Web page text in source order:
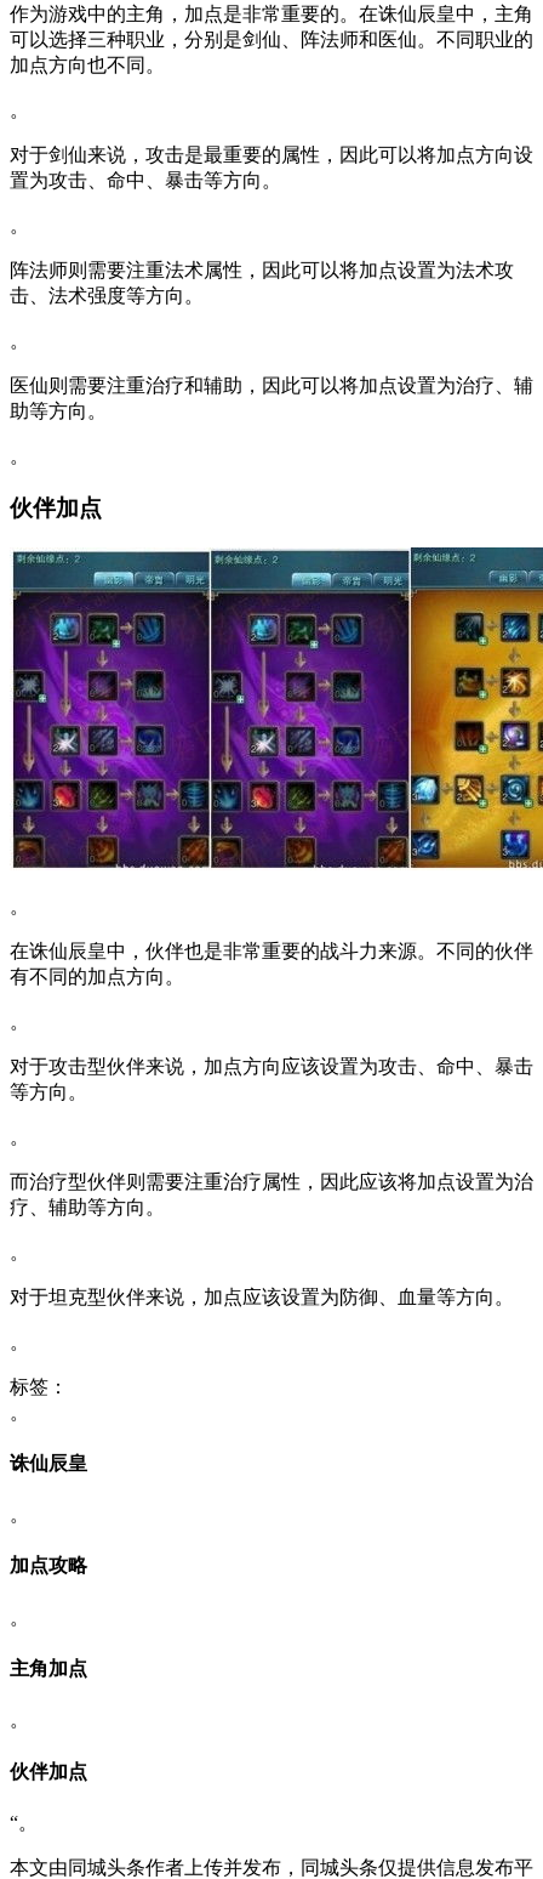
作为游戏中的主角，加点是非常重要的。在诛仙辰皇中，主角
可以选择三种职业，分别是剑仙、阵法师和医仙。不同职业的
加点方向也不同。
。
对于剑仙来说，攻击是最重要的属性，因此可以将加点方向设
置为攻击、命中、暴击等方向。
。
阵法师则需要注重法术属性，因此可以将加点设置为法术攻
击、法术强度等方向。
。
医仙则需要注重治疗和辅助，因此可以将加点设置为治疗、辅
助等方向。
。
伙伴加点
。
在诛仙辰皇中，伙伴也是非常重要的战斗力来源。不同的伙伴
有不同的加点方向。
。
对于攻击型伙伴来说，加点方向应该设置为攻击、命中、暴击
等方向。
。
而治疗型伙伴则需要注重治疗属性，因此应该将加点设置为治
疗、辅助等方向。
。
对于坦克型伙伴来说，加点应该设置为防御、血量等方向。
。
标签：
。
诛仙辰皇
。
加点攻略
。
主角加点
。
伙伴加点
“。
本文由同城头条作者上传并发布，同城头条仅提供信息发布平